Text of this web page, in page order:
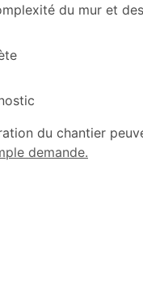
du mur et
du chantier
demande.